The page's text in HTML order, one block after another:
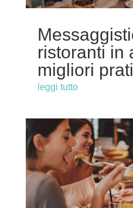
ristoranti in
migliori
leggi tutto